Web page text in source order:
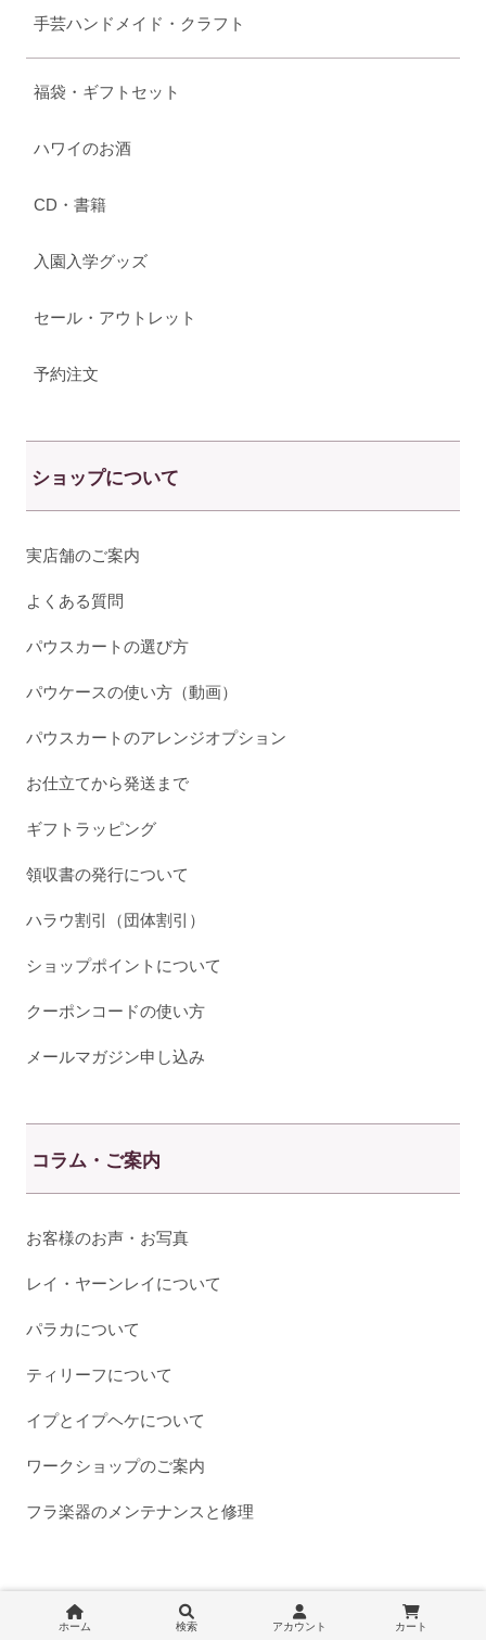
手芸ハンドメイド・クラフト
福袋・ギフトセット
ハワイのお酒
CD・書籍
入園入学グッズ
セール・アウトレット
予約注文
ショップについて
実店舗のご案内
よくある質問
パウスカートの選び方
パウケースの使い方（動画）
パウスカートのアレンジオプション
お仕立てから発送まで
ギフトラッピング
領収書の発行について
ハラウ割引（団体割引）
ショップポイントについて
クーポンコードの使い方
メールマガジン申し込み
コラム・ご案内
お客様のお声・お写真
レイ・ヤーンレイについて
パラカについて
ティリーフについて
イプとイプヘケについて
ワークショップのご案内
フラ楽器のメンテナンスと修理
ホーム 検索 アカウント カート